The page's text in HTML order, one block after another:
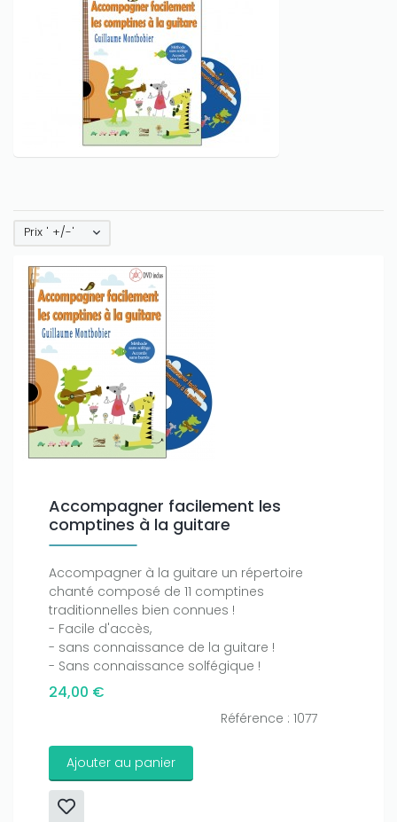
Prix ' +/-'
Accompagner facilement les
comptines à la guitare
Accompagner à la guitare un répertoire
chanté composé de 11 comptines
traditionnelles bien connues !
- Facile d'accès,
- sans connaissance de la guitare !
- Sans connaissance solfégique !
24,00 €
Référence : 1077
Ajouter au panier